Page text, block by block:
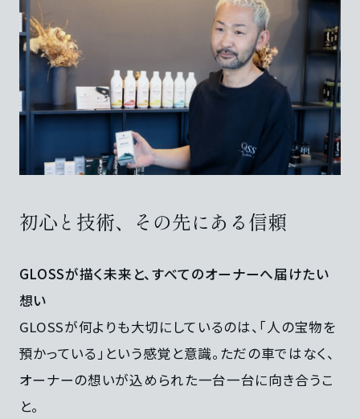
初心と技術、その先にある信頼
GLOSSが描く未来と、すべてのオーナーへ届けたい
想い
GLOSSが何よりも大切にしているのは、「人の宝物を
預かっている」という感覚と意識。ただの車ではなく、
オーナーの想いが込められた一台一台に向き合うこ
と。